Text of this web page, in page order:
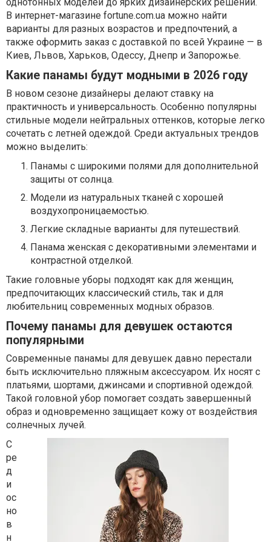
В интернет-магазине fortune.com.ua можно найти
варианты для разных возрастов и предпочтений, а
также оформить заказ с доставкой по всей Украине — в
Киев, Львов, Харьков, Одессу, Днепр и Запорожье.
Какие панамы будут модными в 2026 году
В новом сезоне дизайнеры делают ставку на
практичность и универсальность. Особенно популярны
стильные модели нейтральных оттенков, которые легко
сочетать с летней одеждой. Среди актуальных трендов
можно выделить:
Панамы с широкими полями для дополнительной
защиты от солнца.
Модели из натуральных тканей с хорошей
воздухопроницаемостью.
Легкие складные варианты для путешествий.
Панама женская с декоративными элементами и
контрастной отделкой.
Такие головные уборы подходят как для женщин,
предпочитающих классический стиль, так и для
любительниц современных модных образов.
Почему панамы для девушек остаются
популярными
Современные панамы для девушек давно перестали
быть исключительно пляжным аксессуаром. Их носят с
платьями, шортами, джинсами и спортивной одеждой.
Такой головной убор помогает создать завершенный
образ и одновременно защищает кожу от воздействия
солнечных лучей.
С
ре
д
и
ос
но
в
н